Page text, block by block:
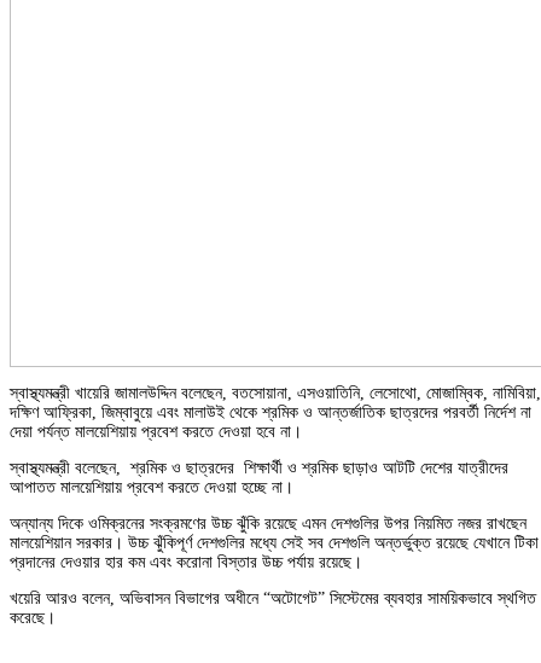
স্বাস্থ্যমন্ত্রী খায়েরি জামালউদ্দিন বলেছেন, বতসোয়ানা, এসওয়াতিনি, লেসোথো, মোজাম্বিক, নামিবিয়া,
দক্ষিণ আফ্রিকা, জিম্বাবুয়ে এবং মালাউই থেকে শ্রমিক ও আন্তর্জাতিক ছাত্রদের পরবর্তী নির্দেশ না
দেয়া পর্যন্ত মালয়েশিয়ায় প্রবেশ করতে দেওয়া হবে না।
স্বাস্থ্যমন্ত্রী বলেছেন, শ্রমিক ও ছাত্রদের শিক্ষার্থী ও শ্রমিক ছাড়াও আটটি দেশের যাত্রীদের
আপাতত মালয়েশিয়ায় প্রবেশ করতে দেওয়া হচ্ছে না।
অন্যান্য দিকে ওমিক্রনের সংক্রমণের উচ্চ ঝুঁকি রয়েছে এমন দেশগুলির উপর নিয়মিত নজর রাখছেন
মালয়েশিয়ান সরকার। উচ্চ ঝুঁকিপূর্ণ দেশগুলির মধ্যে সেই সব দেশগুলি অন্তর্ভুক্ত রয়েছে যেখানে টিকা
প্রদানের দেওয়ার হার কম এবং করোনা বিস্তার উচ্চ পর্যায় রয়েছে।
খয়েরি আরও বলেন, অভিবাসন বিভাগের অধীনে “অটোগেট” সিস্টেমের ব্যবহার সাময়িকভাবে স্থগিত
করেছে।